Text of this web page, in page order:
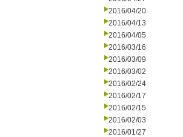
2016/04/20
2016/04/13
2016/04/05
2016/03/16
2016/03/09
2016/03/02
2016/02/24
2016/02/17
2016/02/15
2016/02/03
2016/01/27